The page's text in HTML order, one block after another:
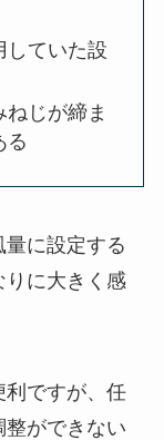
していた設
じが締ま
る
に設定する
りに大きく感
利ですが、任
ができない